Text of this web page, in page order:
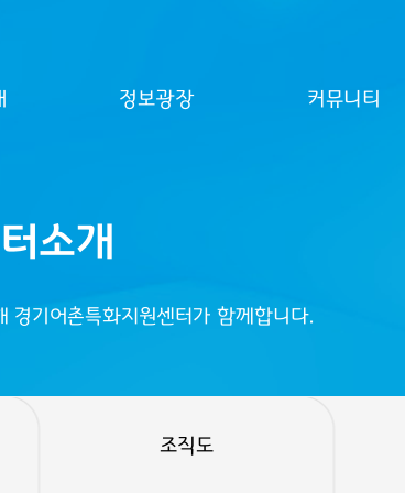
정보광장 커뮤니티
소개
경기어촌특화지원센터가 함께합니다.
조직도